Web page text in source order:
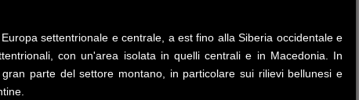
settentrionale e centrale, a est fino alla Siberia occidentale e
con un'area isolata in quelli centrali e in Macedonia. In
parte del settore montano, in particolare sui rilievi bellunesi e